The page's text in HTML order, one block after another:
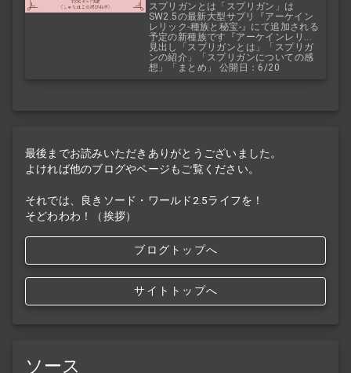
スプリガンとは「スプリガン」は
SW2.5の最新大型サプリ『アーケイン
レリック-種族と秘宝-』にて追加される
予定の新種族です『アーケインレリ...
見出し「スプリガンとは」「スプリガ
ンの紹介」「スプリガンについての感
想」「まとめ」 公開日：6/20
最後までお読みいただきありがとうございました。
よければ他のブログやページもご覧ください。
それでは、良きソード・ワールド2.5ライフを！
そどわわわ！（挨拶）
ブログトップへ
サイトトップへ
ソース